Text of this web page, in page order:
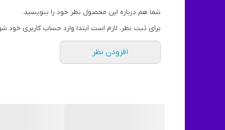
شما هم درباره این محصول نظر خود را بنویسید.
برای ثبت نظر، لازم است ابتدا وارد حساب کاربری خود
افزودن نظر